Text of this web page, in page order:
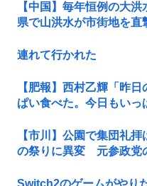
【中国】毎年恒例の大
県で山洪水が市街地を直
連れて行かれた
【肥報】西村乙輝「昨
ぱい食べた。今日もいっ
【市川】公園で集団礼
の祭りに異変 元参政党